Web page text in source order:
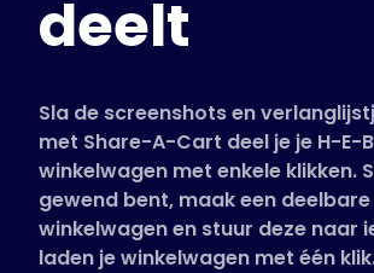
Nederlands (Dutch)
deelt
Sla de screenshots en
met Share-A-Cart deel je je H-E-
winkelwagen met enkele klikken.
gewend bent, maak een
winkelwagen en stuur deze naar
laden je winkelwagen met één